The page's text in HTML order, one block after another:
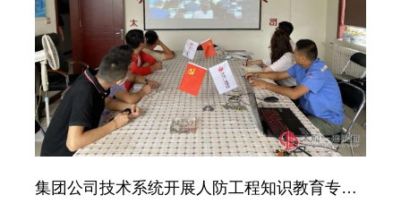
集团公司技术系统开展人防工程知识教育专题讲座